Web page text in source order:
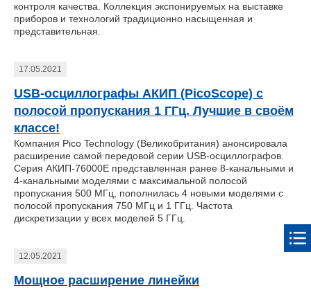
контроля качества. Коллекция экспонируемых на выставке
приборов и технологий традиционно насыщенная и
представительная.
17.05.2021
USB-осциллографы АКИП (PicoScope) с
полосой пропускания 1 ГГц. Лучшие в своём
классе!
Компания Pico Technology (Великобритания) анонсировала
расширение самой передовой серии USB-осциллографов.
Серия АКИП-76000E представленная ранее 8-канальными и
4-канальными моделями с максимальной полосой
пропускания 500 МГц, пополнилась 4 новыми моделями с
полосой пропускания 750 МГц и 1 ГГц. Частота
дискретизации у всех моделей 5 ГГц.
12.05.2021
Мощное расширение линейки